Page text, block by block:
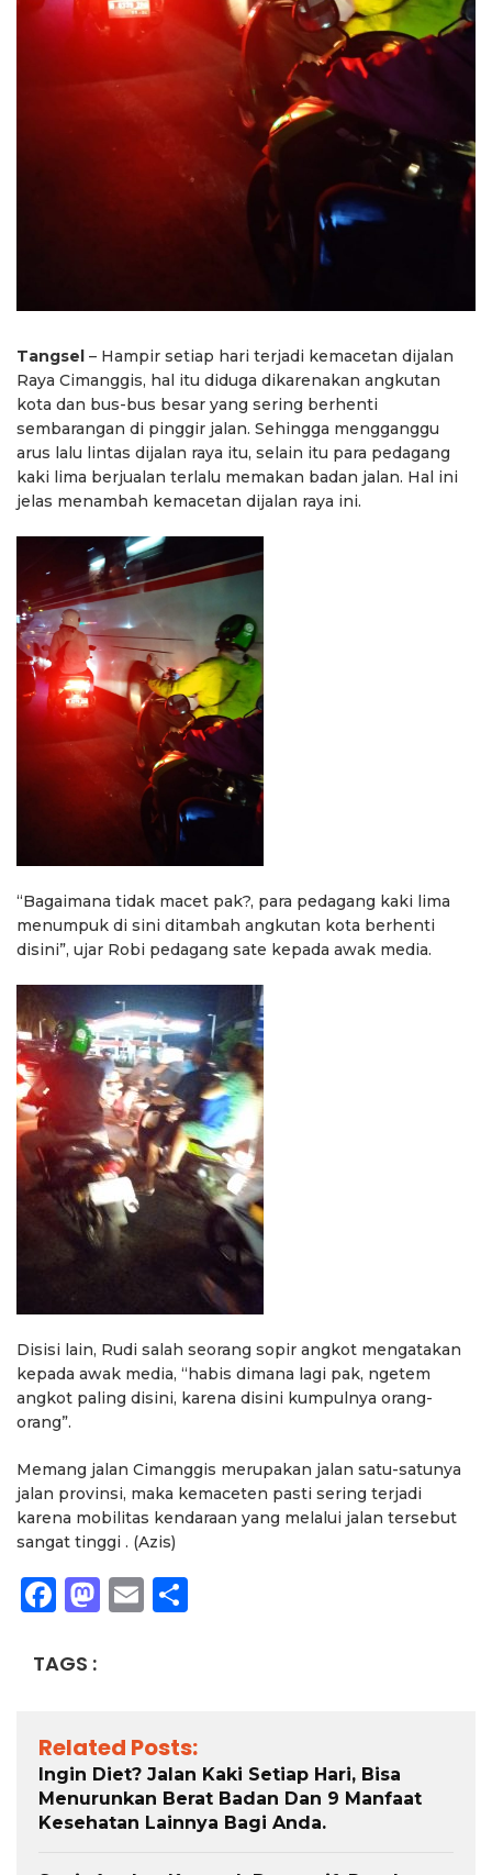
Tangsel – Hampir setiap hari terjadi kemacetan dijalan
Raya Cimanggis, hal itu diduga dikarenakan angkutan
kota dan bus-bus besar yang sering berhenti
sembarangan di pinggir jalan. Sehingga mengganggu
arus lalu lintas dijalan raya itu, selain itu para pedagang
kaki lima berjualan terlalu memakan badan jalan. Hal ini
jelas menambah kemacetan dijalan raya ini.
“Bagaimana tidak macet pak?, para pedagang kaki lima
menumpuk di sini ditambah angkutan kota berhenti
disini”, ujar Robi pedagang sate kepada awak media.
Disisi lain, Rudi salah seorang sopir angkot mengatakan
kepada awak media, “habis dimana lagi pak, ngetem
angkot paling disini, karena disini kumpulnya orang-
orang”.
Memang jalan Cimanggis merupakan jalan satu-satunya
jalan provinsi, maka kemaceten pasti sering terjadi
karena mobilitas kendaraan yang melalui jalan tersebut
sangat tinggi . (Azis)
Facebook
Mastodon
Email
TAGS :
Related Posts:
Ingin Diet? Jalan Kaki Setiap Hari, Bisa
Menurunkan Berat Badan Dan 9 Manfaat
Kesehatan Lainnya Bagi Anda.